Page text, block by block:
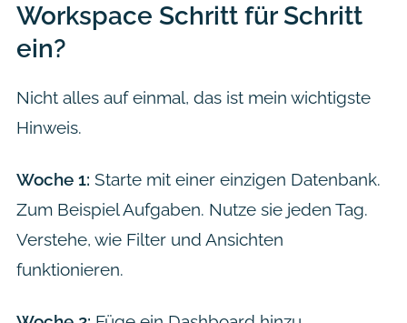
Workspace Schritt für Schritt
ein?
Nicht alles auf einmal, das ist mein wichtigste
Hinweis.
Woche 1: Starte mit einer einzigen Datenbank.
Zum Beispiel Aufgaben. Nutze sie jeden Tag.
Verstehe, wie Filter und Ansichten
funktionieren.